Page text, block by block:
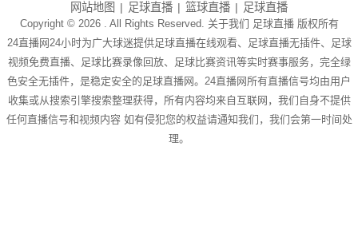
网站地图 足球直播 篮球直播 足球直播
Copyright © 2026 . All Rights Reserved. 关于我们 足球直播版权所有
24直播网24小时为广大球迷提供足球直播在线观看、足球直播无插件、足球
视频免费直播、足球比赛录像回放、足球比赛资讯等实时赛事服务，完全绿
色安全无插件，是稳定安全的足球直播网。24直播网所有直播信号均由用户
收集或从搜索引擎搜索整理获得，所有内容均来自互联网，我们自身不提供
任何直播信号和视频内容 如有侵犯您的权益请通知我们，我们会第一时间处
理。